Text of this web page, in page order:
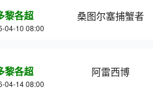
黎各超
04-10 08:00
桑图尔塞捕蟹者
黎各超
04-14 08:00
阿雷西博